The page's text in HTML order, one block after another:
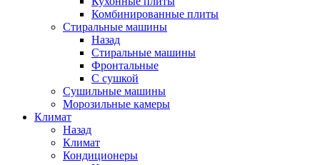
Комбинированные плиты
Стиральные машины
Назад
Стиральные машины
Фронтальные
С сушкой
Сушильные машины
Морозильные камеры
Климат
Назад
Климат
Кондиционеры